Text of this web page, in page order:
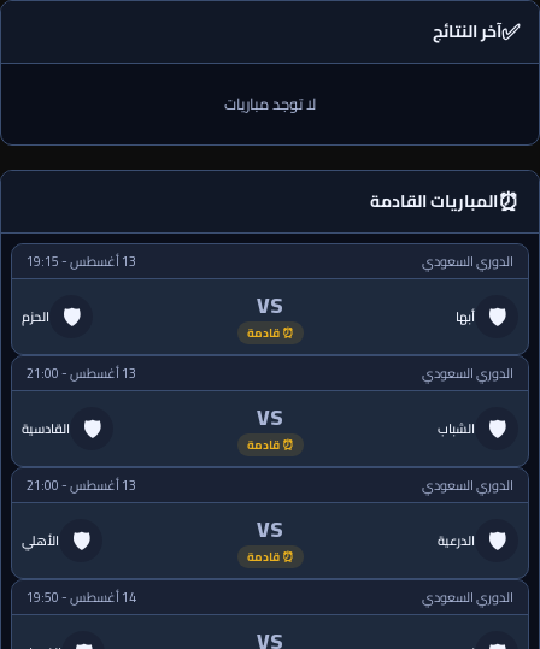
✅آخر النتائج
لا توجد مباريات
⏰المباريات القادمة
الدوري السعودي 13 أغسطس - 19:15
🛡 أبها VS
⏰ قادمة
الحزم 🛡
الدوري السعودي 13 أغسطس - 21:00
🛡 الشباب VS
⏰ قادمة
القادسية 🛡
الدوري السعودي 13 أغسطس - 21:00
🛡 الدرعية VS
⏰ قادمة
الأهلي 🛡
الدوري السعودي 14 أغسطس - 19:50